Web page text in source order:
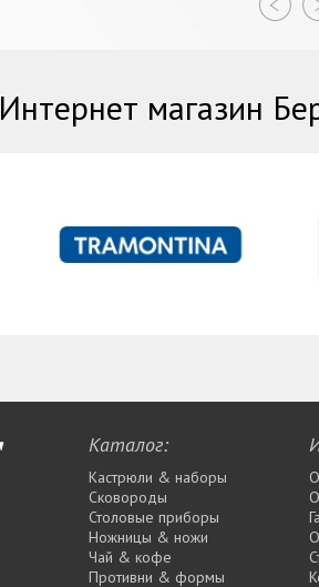
Интернет магазин
Каталог:
Кастрюли & наборы
Сковороды
Столовые приборы
Ножницы & ножи
Чай & кофе
Противни & формы